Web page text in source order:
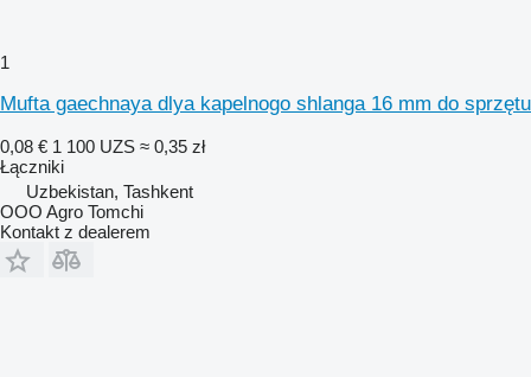
1
Mufta gaechnaya dlya kapelnogo shlanga 16 mm do sprzętu
0,08 € 1 100 UZS ≈ 0,35 zł
Łączniki
Uzbekistan, Tashkent
OOO Agro Tomchi
Kontakt z dealerem